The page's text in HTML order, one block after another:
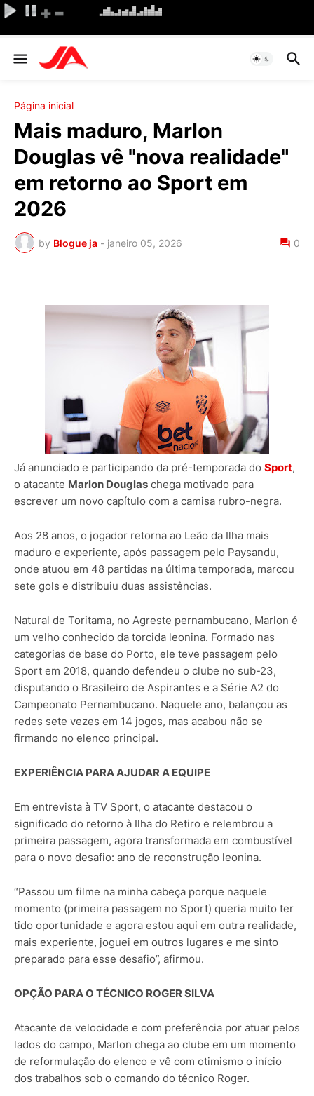
Página inicial
Mais maduro, Marlon
Douglas vê "nova realidade"
em retorno ao Sport em
2026
by Blogue ja - janeiro 05, 2026 0
Já anunciado e participando da pré-temporada do Sport,
o atacante Marlon Douglas chega motivado para
escrever um novo capítulo com a camisa rubro-negra.
Aos 28 anos, o jogador retorna ao Leão da Ilha mais
maduro e experiente, após passagem pelo Paysandu,
onde atuou em 48 partidas na última temporada, marcou
sete gols e distribuiu duas assistências.
Natural de Toritama, no Agreste pernambucano, Marlon é
um velho conhecido da torcida leonina. Formado nas
categorias de base do Porto, ele teve passagem pelo
Sport em 2018, quando defendeu o clube no sub-23,
disputando o Brasileiro de Aspirantes e a Série A2 do
Campeonato Pernambucano. Naquele ano, balançou as
redes sete vezes em 14 jogos, mas acabou não se
firmando no elenco principal.
EXPERIÊNCIA PARA AJUDAR A EQUIPE
Em entrevista à TV Sport, o atacante destacou o
significado do retorno à Ilha do Retiro e relembrou a
primeira passagem, agora transformada em combustível
para o novo desafio: ano de reconstrução leonina.
“Passou um filme na minha cabeça porque naquele
momento (primeira passagem no Sport) queria muito ter
tido oportunidade e agora estou aqui em outra realidade,
mais experiente, joguei em outros lugares e me sinto
preparado para esse desafio”, afirmou.
OPÇÃO PARA O TÉCNICO ROGER SILVA
Atacante de velocidade e com preferência por atuar pelos
lados do campo, Marlon chega ao clube em um momento
de reformulação do elenco e vê com otimismo o início
dos trabalhos sob o comando do técnico Roger.